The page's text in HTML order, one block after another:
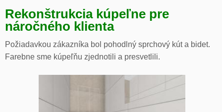
Rekonštrukcia kúpeľne pre
náročného klienta
Požiadavkou zákazníka bol pohodlný sprchový kút a bidet.
Farebne sme kúpeľňu zjednotili a presvetlili.